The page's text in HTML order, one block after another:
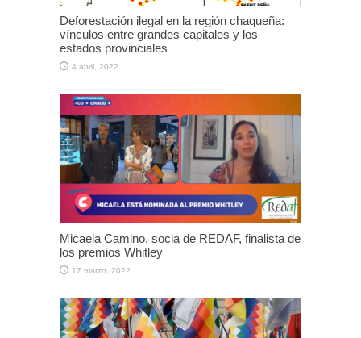
Deforestación ilegal en la región chaqueña:
vínculos entre grandes capitales y los
estados provinciales
4 abril, 2022
Micaela Camino, socia de REDAF, finalista de
los premios Whitley
17 marzo, 2022